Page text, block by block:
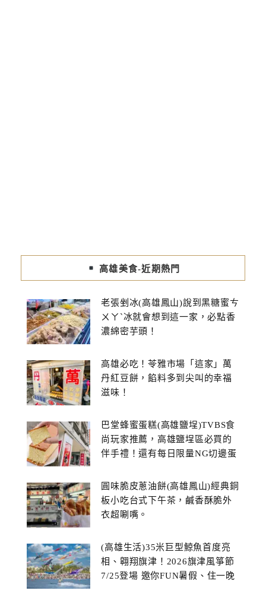
高雄美食-近期熱門
老張剉冰(高雄鳳山)說到黑糖蜜ㄘ
ㄨㄚˋ冰就會想到這一家，必點香
濃綿密芋頭！
高雄必吃！苓雅市場「這家」萬
丹紅豆餅，餡料多到尖叫的幸福
滋味！
巴堂蜂蜜蛋糕(高雄鹽埕)TVBS食
尚玩家推薦，高雄鹽埕區必買的
伴手禮！還有每日限量NG切邊蛋
圓味脆皮蔥油餅(高雄鳳山)經典銅
板小吃台式下午茶，鹹香酥脆外
衣超唰嘴。
(高雄生活)35米巨型鯨魚首度亮
相、翱翔旗津！2026旗津風箏節
7/25登場 邀你FUN暑假、住一晚